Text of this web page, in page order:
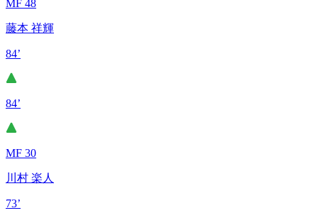
MF 48
藤本 祥輝
84’
84’
MF 30
川村 楽人
73’